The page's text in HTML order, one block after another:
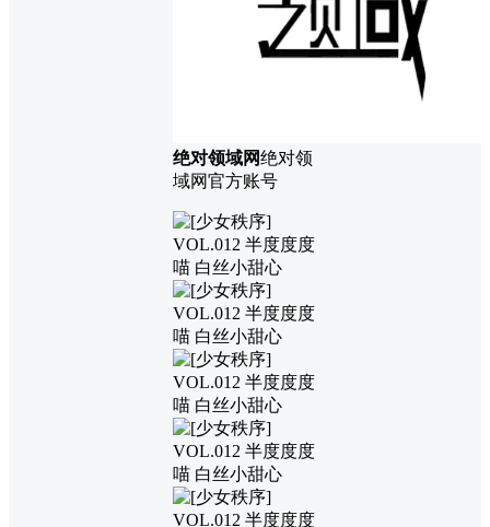
绝对领域网绝对领
域网官方账号